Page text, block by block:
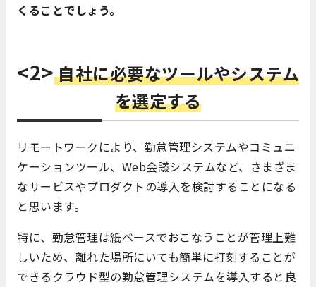
くることでしょう。
<2> 自社に必要なツールやシステム
を選定する
リモートワークにより、勤怠管理システムやコミュニ
ケーションツール、Web会議システムなど、さまざま
なサービスやプロダクトの導入を検討することになる
と思います。
特に、勤怠管理は紙ベースでおこなうことが管理上難
しいため、離れた場所にいても簡単に打刻することが
できるクラウド型の勤怠管理システムを導入すると良